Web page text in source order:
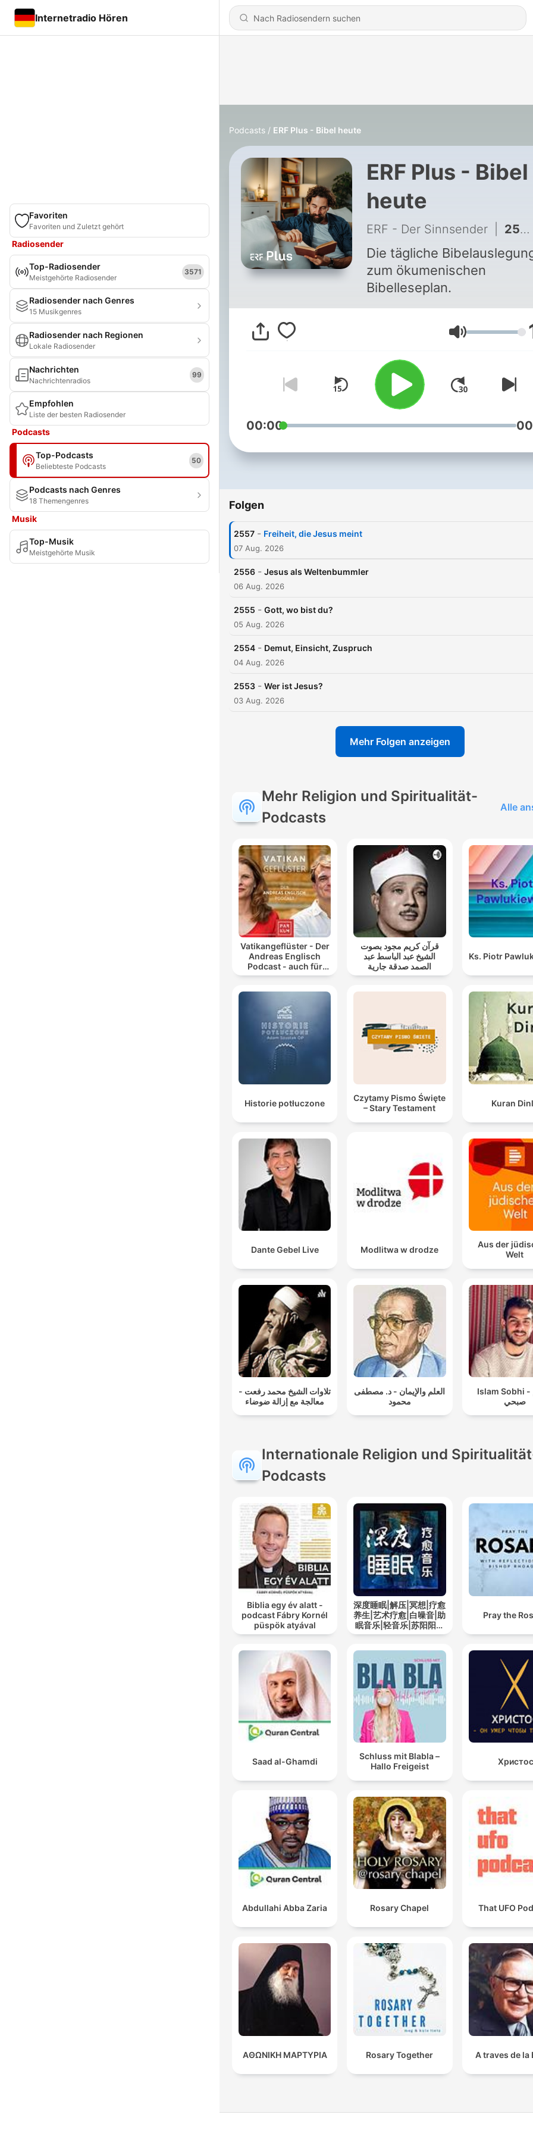
Internetradio Hören
Favoriten
Favoriten und Zuletzt gehört
Radiosender
Top-Radiosender
Meistgehörte Radiosender
3571
Radiosender nach Genres
15 Musikgenres
Radiosender nach Regionen
Lokale Radiosender
Nachrichten
Nachrichtenradios
99
Empfohlen
Liste der besten Radiosender
Podcasts
Top-Podcasts
Beliebteste Podcasts
50
Podcasts nach Genres
18 Themengenres
Musik
Top-Musik
Meistgehörte Musik
Podcasts ERF Plus - Bibel heute
ERF Plus - Bibel
heute
ERF - Der Sinnsender 2557 - Freiheit, die Jesus meint
Die tägliche
zum ökumenischen
Bibelleseplan.
Lautstärke
00:00
Folgen
2557 - Freiheit, die Jesus meint
07 Aug. 2026
2556 - Jesus als Weltenbummler
06 Aug. 2026
2555 - Gott, wo bist du?
05 Aug. 2026
2554 - Demut, Einsicht, Zuspruch
04 Aug. 2026
2553 - Wer ist Jesus?
03 Aug. 2026
Mehr Folgen anzeigen
Mehr Religion und Spiritualität-
Podcasts
Alle
Vatikangeflüster - Der
Andreas Englisch
Podcast - auch für
Atheisten
قرآن كريم مجود بصوت
الشيخ عبد الباسط عبد
الصمد صدقة جارية
Ks. Piotr
Historie potłuczone
Czytamy Pismo Święte
– Stary Testament
Kuran
Dante Gebel Live Modlitwa w drodze
Aus der
Welt
تلاوات الشيخ محمد رفعت -
معالجة مع إزالة ضوضاء
العلم والإيمان - د. مصطفى
محمود
Islam Sobhi - إسلام
صبحي
Internationale Religion und
Podcasts
Biblia egy év alatt -
podcast Fábry Kornél
püspök atyával
深度睡眠|解压|冥想|疗愈
养生|艺术疗愈|白噪音|助
眠音乐|轻音乐|苏阳阳频
道
Pray the
Saad al-Ghamdi
Schluss mit Blabla –
Hallo Freigeist
Христос
Abdullahi Abba Zaria Rosary Chapel That UFO
ΑΘΩΝΙΚΗ ΜΑΡΤΥΡΙΑ Rosary Together A traves de la